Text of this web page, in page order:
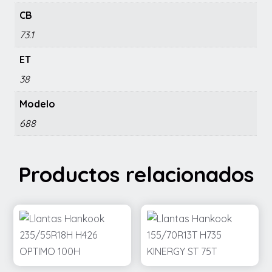
CB
73.1
ET
38
Modelo
688
Productos relacionados